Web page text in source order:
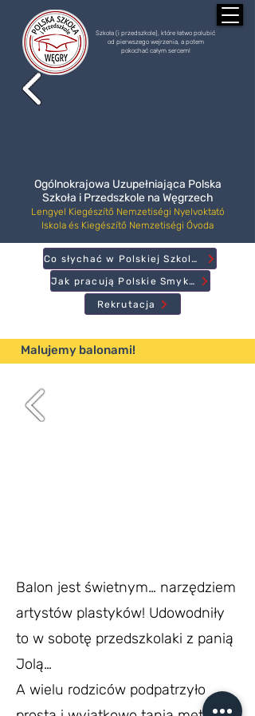
Szkoła (i przedszkole), które łatwo polubić
od pierwszego wejrzenia, a potem
pokochać całym sercem!
Ogólnokrajowa Uzupełniająca Polska
Szkoła i Przedszkole na Węgrzech
Lengyel Kiegészítő Nemzetiségi Nyelvoktató
Iskola és Kiegészítő Nemzetiségi Óvoda
Rekrutacja
Jak pracują Polskie Smyki?
Co słychać w Polskiej Szkole?
Malujemy balonami!
Balon jest świetnym… narzędziem
artystów plastyków! Udowodniły
to w sobotę przedszkolaki z panią
Jolą…
A wielu rodziców podpatrzyło